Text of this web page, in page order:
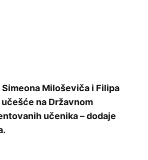
Miloševiča i Filipa
na Državnom
učenika – dodaje